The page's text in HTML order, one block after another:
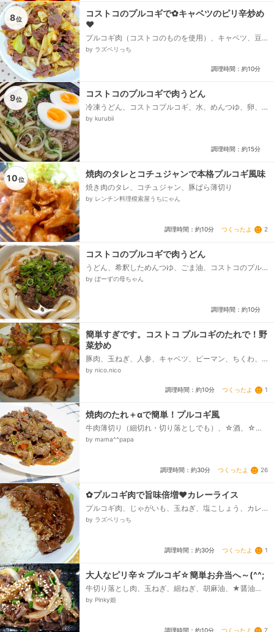
8位
コストコのプルコギで✿キャベツのピリ辛炒め
❤
プルコギ肉（コストコのものを使用）、キャベツ、豆
板醤、醤油、塩こしょう
by ラズベリっち
調理時間：約10分
9位
コストコのプルコギで肉うどん
冷凍うどん、コストコプルコギ、水、めんつゆ、卵、
ネギ
by kurubii
調理時間：約15分
10位
焼肉のタレとコチュジャンで本格プルコギ風味
焼き肉のタレ、コチュジャン、豚ばら薄切り
by レンチン料理模索屋うちにゃん
調理時間：約10分 つくったよ 2
コストコのプルコギで肉うどん
うどん、希釈しためんつゆ、ごま油、コストコのプル
コギ、玉ねぎ、にんじん、青ネギ
by ぼーずの母ちゃん
調理時間：約10分
簡単すぎです。コストコ プルコギのたれで！野
菜炒め
豚肉、玉ねぎ、人参、キャベツ、ピーマン、ちくわ、
コストコ、プルコギのたれ、塩コショウ
by nico.nico
調理時間：約10分 つくったよ 1
焼肉のたれ＋αで簡単！プルコギ風
牛肉薄切り（細切れ・切り落としでも）、☆酒、☆片
栗粉、油、玉ねぎ、人参、●焼肉のたれ（トップバリ
by mama^^papa
調理時間：約30分 つくったよ 26
✿プルコギ肉で旨味倍増❤カレーライス
プルコギ肉、じゃがいも、玉ねぎ、塩こしょう、カレ
ールウ、水、ご飯
by ラズベリっち
調理時間：約30分 つくったよ 1
大人なピリ辛☆プルコギ☆簡単お弁当へ～(^^;
牛切り落とし肉、玉ねぎ、細ねぎ、胡麻油、★醤油、
★酒、★砂糖、★にんにくすりおろし、★豆板醤、★
by Pinky姫
調理時間：約10分 つくったよ 7